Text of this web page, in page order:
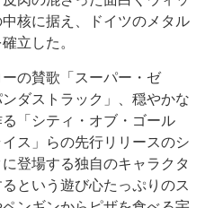
核に据え、ドイツのメタル
立した。
の賛歌「スーパー・ゼ
ダストラック」、穏やかな
「シティ・オブ・ゴール
ス」らの先行リリースのシ
登場する独自のキャラクタ
という遊び心たっぷりのス